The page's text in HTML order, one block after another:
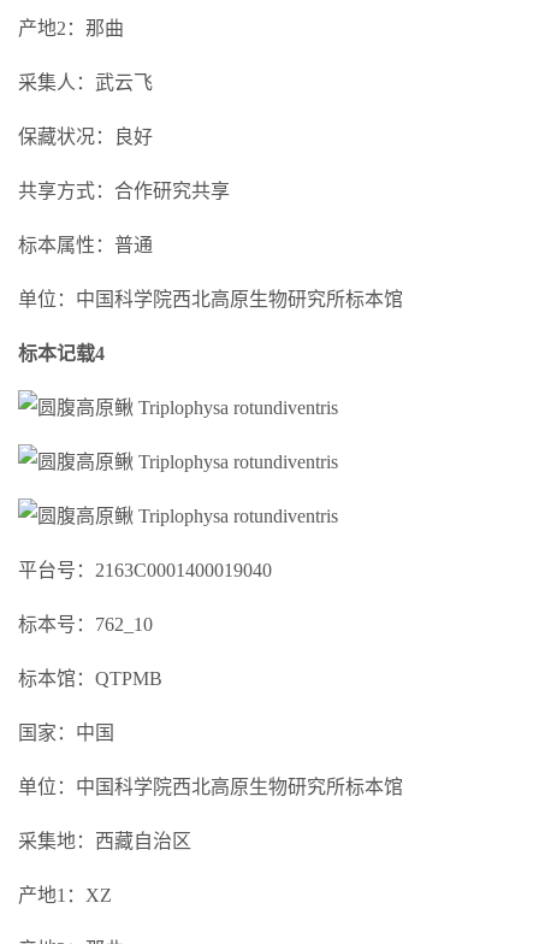
产地2：那曲
采集人：武云飞
保藏状况：良好
共享方式：合作研究共享
标本属性：普通
单位：中国科学院西北高原生物研究所标本馆
标本记载4
平台号：2163C0001400019040
标本号：762_10
标本馆：QTPMB
国家：中国
单位：中国科学院西北高原生物研究所标本馆
采集地：西藏自治区
产地1：XZ